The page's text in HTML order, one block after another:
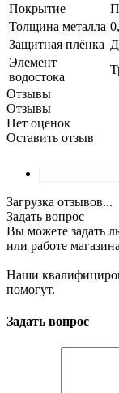
Покрытие
Толщина металла
Защитная плёнка
Элемент
водостока
Отзывы
Отзывы
Нет оценок
Оставить отзыв
Загрузка отзывов...
Задать вопрос
Вы можете задать
или работе
Наши
помогут.
Задать вопрос